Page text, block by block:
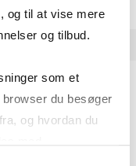
og til at vise mere
og tilbud.
som et
du besøger
og hvordan du
psy­ko­lo­gi